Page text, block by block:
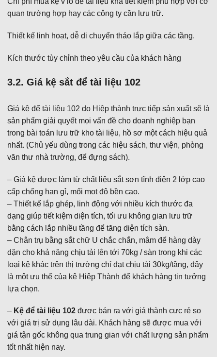
quan trường hợp hay các công ty cần lưu trữ.
Thiết kế linh hoạt, dễ di chuyển tháo lắp giữa các tầng.
Kích thước tùy chỉnh theo yêu cầu của khách hàng
3.2. Giá kệ sắt để tài liệu 102
Giá kệ để tài liệu 102 do Hiệp thành trực tiếp sản xuất sẽ là
sản phẩm giải quyết mọi vấn đề cho doanh nghiệp bạn
trong bài toán lưu trữ kho tài liệu, hồ sơ một cách hiệu quả
nhất. (Chủ yếu dùng trong các hiệu sách, thư viện, phòng
văn thư nhà trường, để đựng sách).
– Giá kệ được làm từ chất liệu sắt sơn tĩnh điện 2 lớp cao
cấp chống han gỉ, mối mọt độ bền cao.
– Thiết kế lắp ghép, linh động với nhiều kích thước đa
dạng giúp tiết kiệm diện tích, tối ưu không gian lưu trữ
bằng cách lắp nhiều tầng để tăng diện tích sàn.
– Chân trụ bằng sắt chữ U chắc chắn, mâm để hàng dày
dặn cho khả năng chịu tải lên tới 70kg / sàn trong khi các
loại kệ khác trên thị trường chỉ đạt chịu tải 30kg/tầng, đây
là một ưu thế của kệ Hiệp Thành để khách hàng tin tưởng
lựa chọn.
– Kệ để tài liệu 102 được bán ra với giá thành cực rẻ so
với giá trị sử dụng lâu dài. Khách hàng sẽ được mua với
giá tận gốc không qua trung gian với chất lượng sản phẩm
tốt nhất hiện nay.